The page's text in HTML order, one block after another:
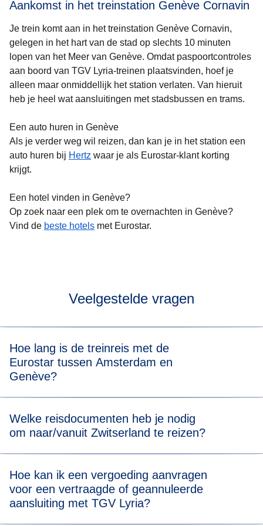
Aankomst in het treinstation Genève Cornavin
Je trein komt aan in het treinstation Genève Cornavin,
gelegen in het hart van de stad op slechts 10 minuten
lopen van het Meer van Genève. Omdat paspoortcontroles
aan boord van TGV Lyria-treinen plaatsvinden, hoef je
alleen maar onmiddellijk het station verlaten. Van hieruit
heb je heel wat aansluitingen met stadsbussen en trams.
Een auto huren in Genève
Als je verder weg wil reizen, dan kan je in het station een
auto huren bij Hertz waar je als Eurostar-klant korting
krijgt.
Een hotel vinden in Genève?
Op zoek naar een plek om te overnachten in Genève?
Vind de beste hotels met Eurostar.
Veelgestelde vragen
Hoe lang is de treinreis met de
Eurostar tussen Amsterdam en
Genève?
met overstap ongeveer 8 u 30 min. Als je de beschikbare
tickets bekijkt, zie je ook de reisduur van de trein voor alle
Welke reisdocumenten heb je nodig
om naar/vanuit Zwitserland te reizen?
Reisdocumenten-paginavoor meer informatie.
Ga voor het TGV Lyria-deel van je reis naar hun
Hoe kan ik een vergoeding aanvragen
voor een vertraagde of geannuleerde
aansluiting met TGV Lyria?